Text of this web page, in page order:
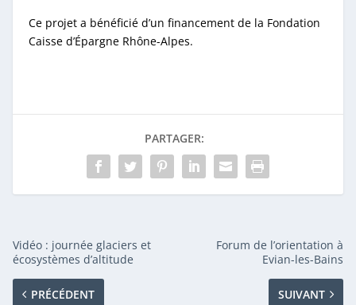
Ce projet a bénéficié d’un financement de la Fondation
Caisse d’Épargne Rhône-Alpes.
PARTAGER:
Vidéo : journée glaciers et
écosystèmes d’altitude
PRÉCÉDENT
Forum de l’orientation à
Evian-les-Bains
SUIVANT